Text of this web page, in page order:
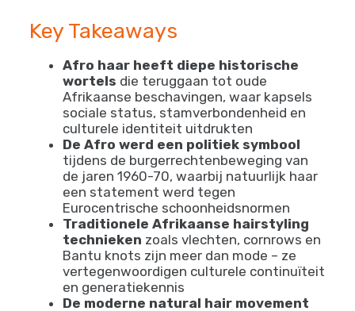
Key Takeaways
Afro haar heeft diepe historische
wortels die teruggaan tot oude
Afrikaanse beschavingen, waar kapsels
sociale status, stamverbondenheid en
culturele identiteit uitdrukten
De Afro werd een politiek symbool
tijdens de burgerrechtenbeweging van
de jaren 1960-70, waarbij natuurlijk haar
een statement werd tegen
Eurocentrische schoonheidsnormen
Traditionele Afrikaanse hairstyling
technieken zoals vlechten, cornrows en
Bantu knots zijn meer dan mode – ze
vertegenwoordigen culturele continuïteit
en generatiekennis
De moderne natural hair movement